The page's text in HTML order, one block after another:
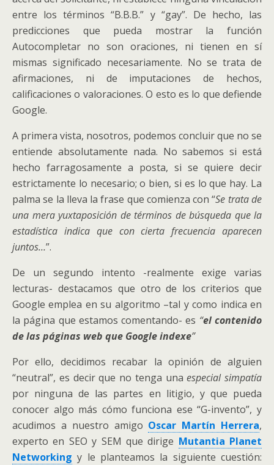
entre los términos “B.B.B.” y “gay”. De hecho, las
predicciones que pueda mostrar la función
Autocompletar no son oraciones, ni tienen en sí
mismas significado necesariamente. No se trata de
afirmaciones, ni de imputaciones de hechos,
calificaciones o valoraciones. O esto es lo que defiende
Google.
A primera vista, nosotros, podemos concluir que no se
entiende absolutamente nada. No sabemos si está
hecho farragosamente a posta, si se quiere decir
estrictamente lo necesario; o bien, si es lo que hay. La
palma se la lleva la frase que comienza con “Se trata de
una mera yuxtaposición de términos de búsqueda que la
estadística indica que con cierta frecuencia aparecen
juntos…”.
De un segundo intento -realmente exige varias
lecturas- destacamos que otro de los criterios que
Google emplea en su algoritmo –tal y como indica en
la página que estamos comentando- es “el contenido
de las páginas web que Google indexe”
Por ello, decidimos recabar la opinión de alguien
“neutral”, es decir que no tenga unaespecial simpatía
por ninguna de las partes en litigio, y que pueda
conocer algo más cómo funciona ese “G-invento”, y
acudimos a nuestro amigo Oscar Martín Herrera,
experto en SEO y SEM que dirige Mutantia Planet
Networking y le planteamos la siguiente cuestión: